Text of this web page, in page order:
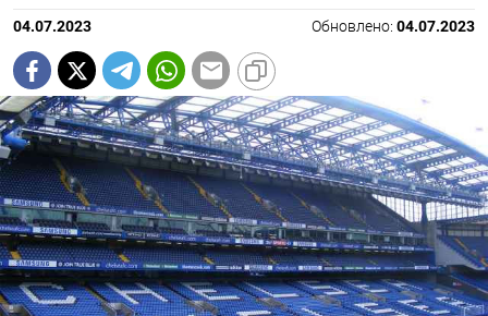
04.07.2023 Обновлено: 04.07.2023